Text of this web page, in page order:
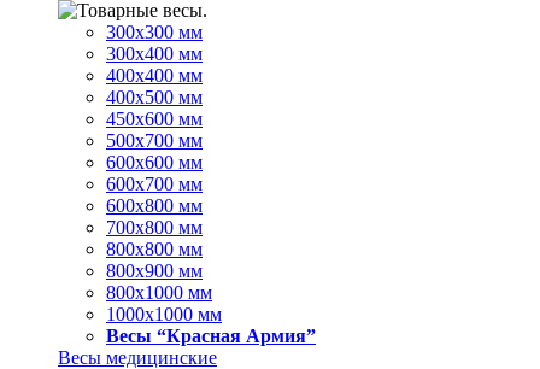
300х300 мм
300х400 мм
400х400 мм
400х500 мм
450х600 мм
500х700 мм
600х600 мм
600х700 мм
600х800 мм
700х800 мм
800х800 мм
800х900 мм
800х1000 мм
1000х1000 мм
Весы “Красная Армия”
Весы медицинские